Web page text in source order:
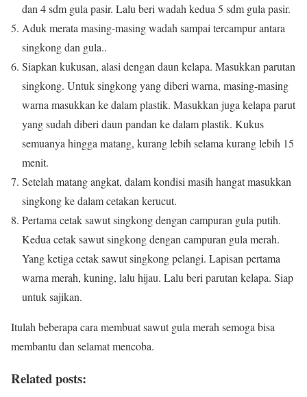
dan 4 sdm gula pasir. Lalu beri wadah kedua 5 sdm gula pasir.
Aduk merata masing-masing wadah sampai tercampur antara
singkong dan gula..
Siapkan kukusan, alasi dengan daun kelapa. Masukkan parutan
singkong. Untuk singkong yang diberi warna, masing-masing
warna masukkan ke dalam plastik. Masukkan juga kelapa parut
yang sudah diberi daun pandan ke dalam plastik. Kukus
semuanya hingga matang, kurang lebih selama kurang lebih 15
menit.
Setelah matang angkat, dalam kondisi masih hangat masukkan
singkong ke dalam cetakan kerucut.
Pertama cetak sawut singkong dengan campuran gula putih.
Kedua cetak sawut singkong dengan campuran gula merah.
Yang ketiga cetak sawut singkong pelangi. Lapisan pertama
warna merah, kuning, lalu hijau. Lalu beri parutan kelapa. Siap
untuk sajikan.
Itulah beberapa cara membuat sawut gula merah semoga bisa
membantu dan selamat mencoba.
Related posts: